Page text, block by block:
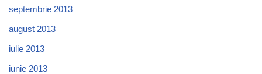
septembrie 2013
august 2013
iulie 2013
iunie 2013